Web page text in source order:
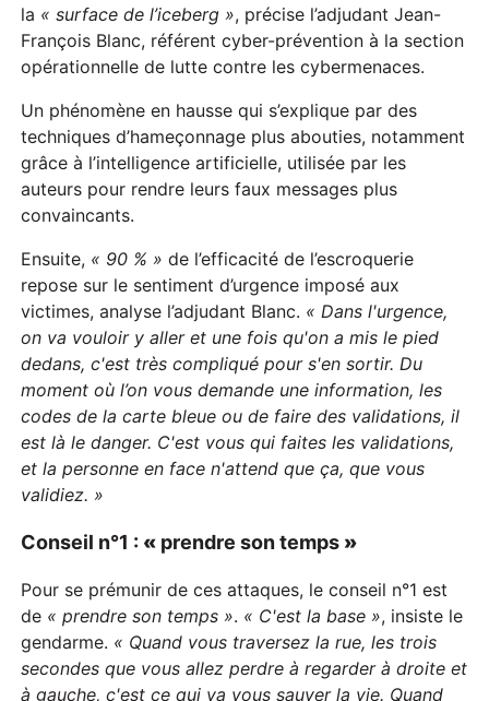
la « surface de l’iceberg », précise l’adjudant Jean-
François Blanc, référent cyber-prévention à la section
opérationnelle de lutte contre les cybermenaces.
Un phénomène en hausse qui s’explique par des
techniques d’hameçonnage plus abouties, notamment
grâce à l’intelligence artificielle, utilisée par les
auteurs pour rendre leurs faux messages plus
convaincants.
Ensuite, « 90 % » de l’efficacité de l’escroquerie
repose sur le sentiment d’urgence imposé aux
victimes, analyse l’adjudant Blanc. « Dans l'urgence,
on va vouloir y aller et une fois qu'on a mis le pied
dedans, c'est très compliqué pour s'en sortir. Du
moment oùl’on vous demande une information, les
codes de la carte bleue ou de faire des validations,il
est là le danger. C'est vous qui faitesles validations,
et la personne en face n'attend que ça, que vous
validiez. »
Conseil n°1 : « prendre son temps »
Pour se prémunir de ces attaques, le conseil n°1 est
de « prendre son temps ». « C'est la base », insiste le
gendarme. « Quand vous traversez la rue, les trois
secondes que vous allez perdre à regarder à droite et
à gauche, c'est ce qui va vous sauver la vie. Quand